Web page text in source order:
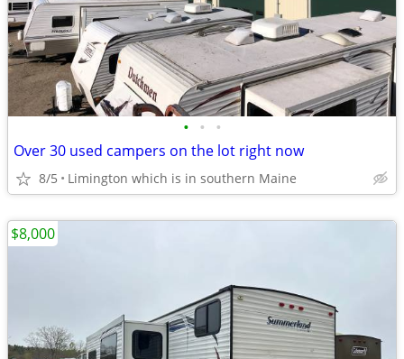
• • •
Over 30 used campers on the lot right now
8/5 Limington which is in southern Maine
$8,000